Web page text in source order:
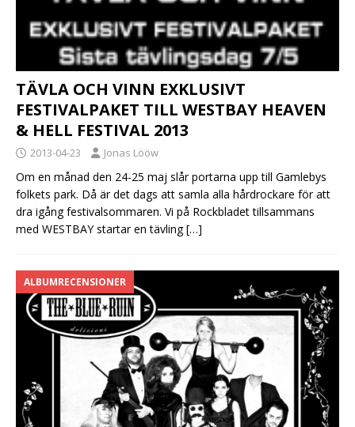
TÄVLA OCH VINN EXKLUSIVT
FESTIVALPAKET TILL WESTBAY HEAVEN
& HELL FESTIVAL 2013
2013-04-23 Jonas Lööw
Om en månad den 24-25 maj slår portarna upp till Gamlebys
folkets park. Då är det dags att samla alla hårdrockare för att
dra igång festivalsommaren. Vi på Rockbladet tillsammans
med WESTBAY startar en tävling[…]
ALBUMRECENSIONER